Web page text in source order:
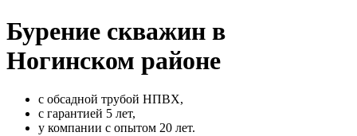
Бурение скважин в
Ногинском районе
с обсадной трубой НПВХ,
с гарантией 5 лет,
у компании с опытом 20 лет.